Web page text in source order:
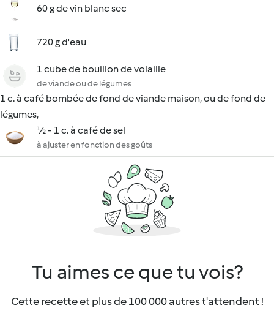
60 g de vin blanc sec
720 g d'eau
1 cube de bouillon de volaille
de viande ou de légumes
1 c. à café bombée de fond de viande maison, ou de fond de
légumes,
½ - 1 c. à café de sel
à ajuster en fonction des goûts
Tu aimes ce que tu vois?
Cette recette et plus de 100 000 autres t'attendent !